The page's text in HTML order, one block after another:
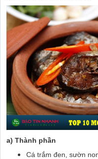
a) Thành phần
Cá trắm đen, sườn